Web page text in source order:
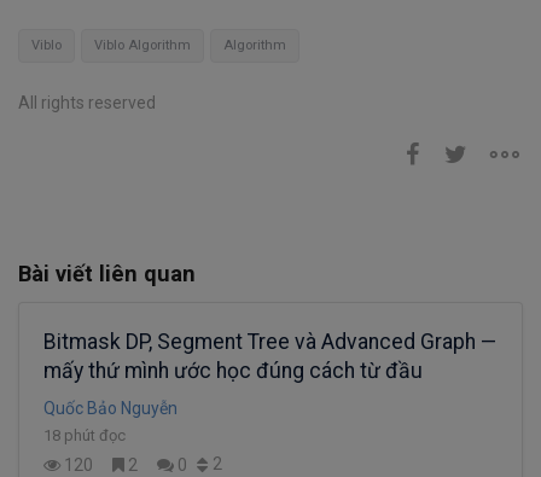
Viblo Viblo Algorithm Algorithm
All rights reserved
Bài viết liên quan
Bitmask DP, Segment Tree và Advanced Graph —
mấy thứ mình ước học đúng cách từ đầu
Quốc Bảo Nguyễn
18 phút đọc
120 2 0 2